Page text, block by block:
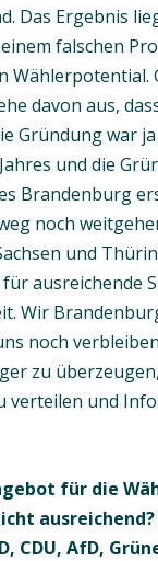
Das Ergebnis
falschen
Wählerpotential.
davon aus,
Gründung war
und die
Brandenburg
noch
und
ausreichende
Wir
noch
zu
verteilen und
für die
CDU, AfD,